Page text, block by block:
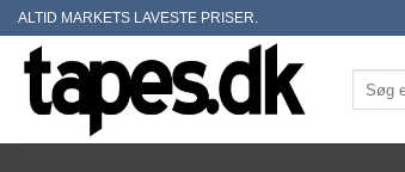
Skip
content
ALTID MARKETS LAVESTE PRISER.
Søg
efter: